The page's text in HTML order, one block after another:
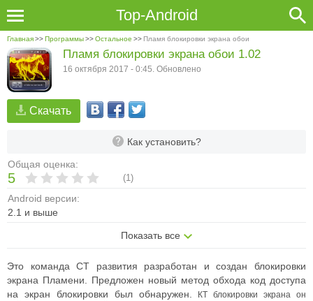
Top-Android
Главная>>Программы>>Остальное >> Пламя блокировки экрана обои
Скачать
Как установить?
Общая оценка:
5 (1)
Android версии:
2.1 и выше
Показать все
Пламя блокировки экрана обои 1.02
16 октября 2017 - 0:45. Обновлено
Это команда CT развития разработан и создан блокировки
экрана Пламени. Предложен новый метод обхода код доступа
на экран блокировки был обнаружен.
КТ блокировки экрана он